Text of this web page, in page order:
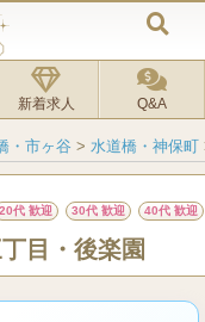
新着求人 Q&A
・市ヶ谷 > 水道橋・神保町
20代 歓迎 30代 歓迎 40代 歓迎
目・後楽園